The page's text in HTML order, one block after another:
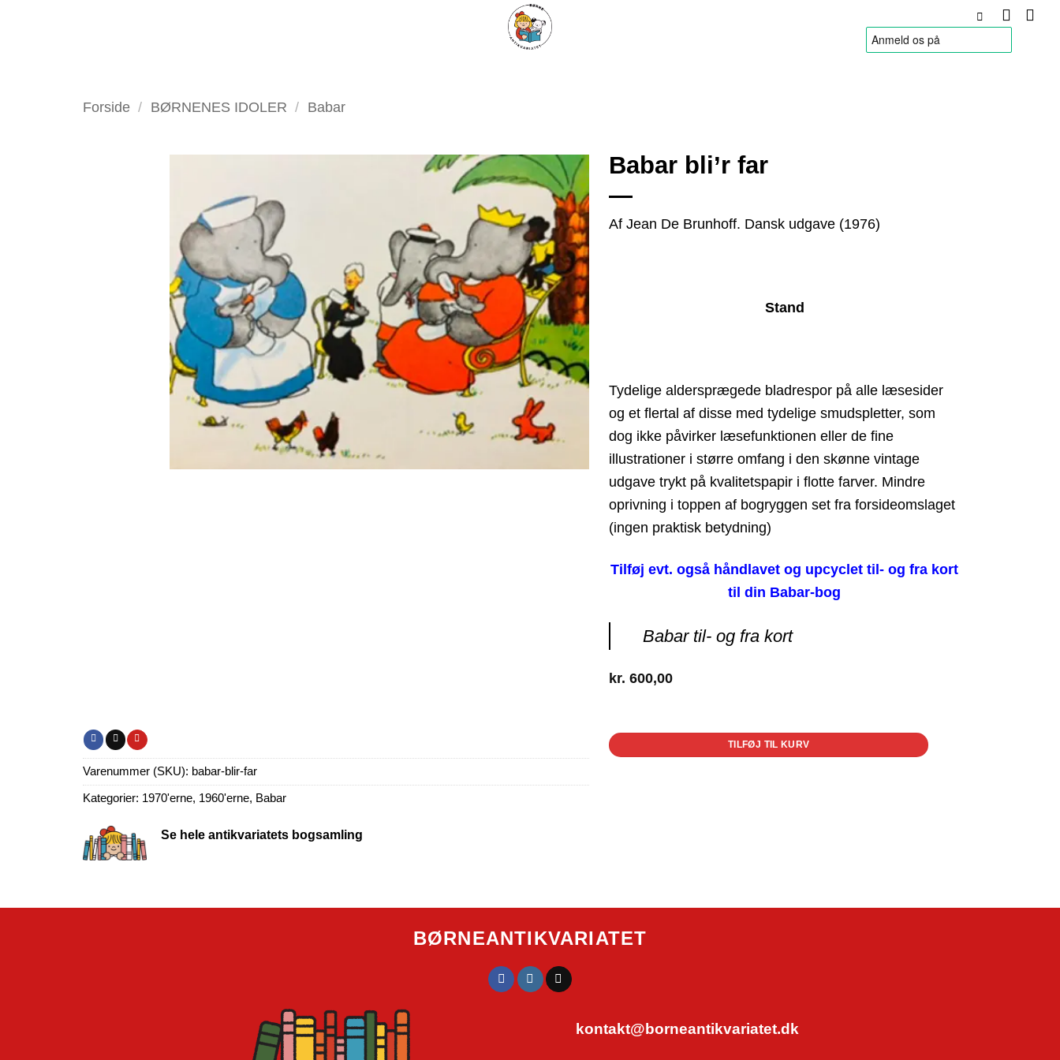
Forside / BØRNENES IDOLER / Babar
Tilføj
som
favorit
Varenummer (SKU): babar-blir-far
Kategorier: 1970'erne, 1960'erne, Babar
Se hele antikvariatets bogsamling
Babar bli’r far
Af Jean De Brunhoff. Dansk udgave (1976)
Stand
Tydelige aldersprægede bladrespor på alle læsesider
og et flertal af disse med tydelige smudspletter, som
dog ikke påvirker læsefunktionen eller de fine
illustrationer i større omfang i den skønne vintage
udgave trykt på kvalitetspapir i flotte farver. Mindre
oprivning i toppen af bogryggen set fra forsideomslaget
(ingen praktisk betydning)
Tilføj evt. også håndlavet og upcyclet til- og fra kort
til din Babar-bog
Babar til- og fra kort
kr. 600,00
TILFØJ TIL KURV
BØRNEANTIKVARIATET
kontakt@borneantikvariatet.dk